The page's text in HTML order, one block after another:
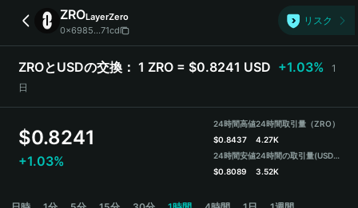
简体中文
繁體中文
Português (Portugal)
Bahasa Indonesia
ภาษาไทย
हिन्दी
Español
Português (Brasil)
ZROLayerZero
0x6985...71cd
リスク
ZROとUSDの交換： 1 ZRO = $0.8241 USD +1.03%
1
日
$0.8241
+1.03%
24時間高値
$0.8437
24時間安値
$0.8089
24時間取引量（ZRO）
4.27K
24時間の取引量(USDT)
3.52K